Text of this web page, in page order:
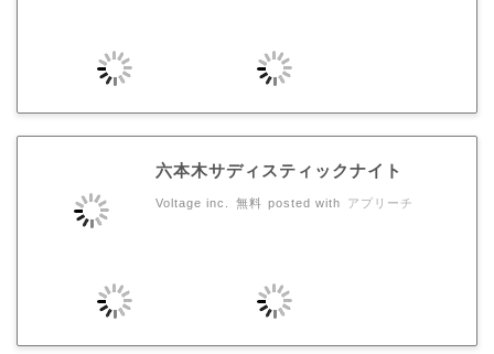
六本木サディスティックナイト
Voltage inc. 無料 posted with アプリーチ